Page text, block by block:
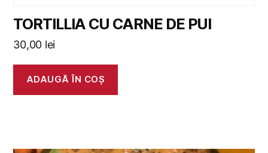
TORTILLIA CU CARNE DE PUI
30,00 lei
ADAUGĂ ÎN COȘ